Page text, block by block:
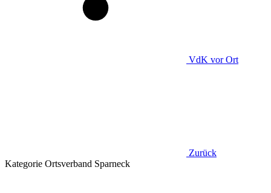
VdK vor Ort
Zurück
Kategorie Ortsverband Sparneck